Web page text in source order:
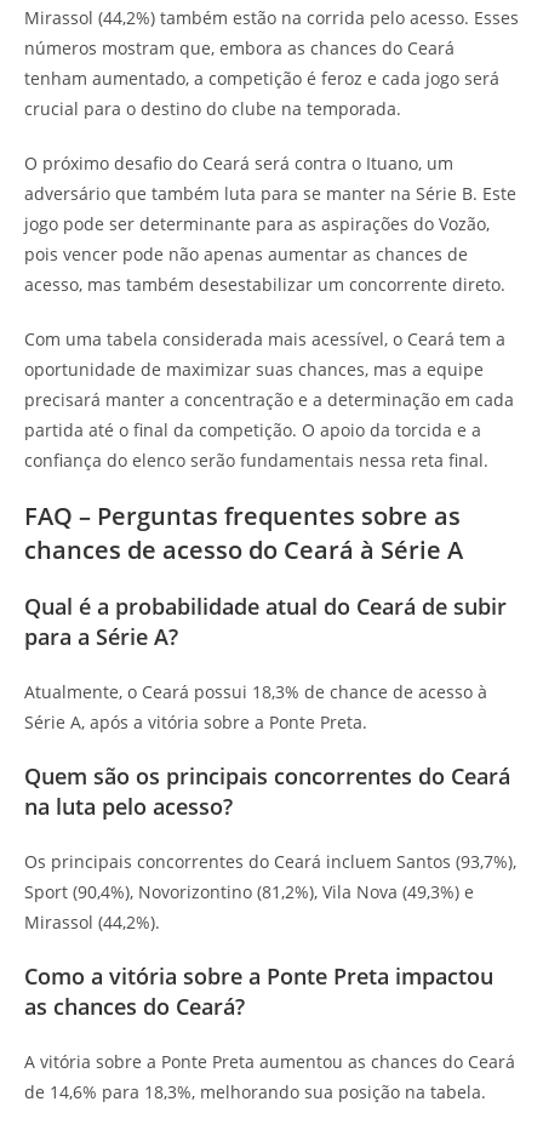
Mirassol (44,2%) também estão na corrida pelo acesso. Esses
números mostram que, embora as chances do Ceará
tenham aumentado, a competição é feroz e cada jogo será
crucial para o destino do clube na temporada.
O próximo desafio do Ceará será contra o Ituano, um
adversário que também luta para se manter na Série B. Este
jogo pode ser determinante para as aspirações do Vozão,
pois vencer pode não apenas aumentar as chances de
acesso, mas também desestabilizar um concorrente direto.
Com uma tabela considerada mais acessível, o Ceará tem a
oportunidade de maximizar suas chances, mas a equipe
precisará manter a concentração e a determinação em cada
partida até o final da competição. O apoio da torcida e a
confiança do elenco serão fundamentais nessa reta final.
FAQ – Perguntas frequentes sobre as
chances de acesso do Ceará à Série A
Qual é a probabilidade atual do Ceará de subir
para a Série A?
Atualmente, o Ceará possui 18,3% de chance de acesso à
Série A, após a vitória sobre a Ponte Preta.
Quem são os principais concorrentes do Ceará
na luta pelo acesso?
Os principais concorrentes do Ceará incluem Santos (93,7%),
Sport (90,4%), Novorizontino (81,2%), Vila Nova (49,3%) e
Mirassol (44,2%).
Como a vitória sobre a Ponte Preta impactou
as chances do Ceará?
A vitória sobre a Ponte Preta aumentou as chances do Ceará
de 14,6% para 18,3%, melhorando sua posição na tabela.